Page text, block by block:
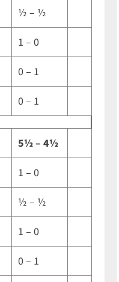
½ – ½
1 – 0
0 – 1
0 – 1
5½ – 4½
1 – 0
½ – ½
1 – 0
0 – 1